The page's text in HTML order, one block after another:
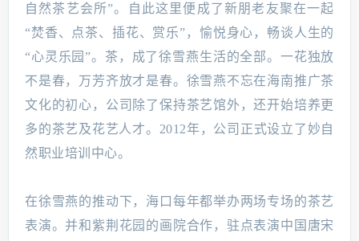
自然茶艺会所”。自此这里便成了新朋老友聚在一起
“焚香、点茶、插花、赏乐”，愉悦身心，畅谈人生的
“心灵乐园”。茶，成了徐雪燕生活的全部。一花独放
不是春，万芳齐放才是春。徐雪燕不忘在海南推广茶
文化的初心，公司除了保持茶艺馆外，还开始培养更
多的茶艺及花艺人才。2012年，公司正式设立了妙自
然职业培训中心。
在徐雪燕的推动下，海口每年都举办两场专场的茶艺
表演。并和紫荆花园的画院合作，驻点表演中国唐宋